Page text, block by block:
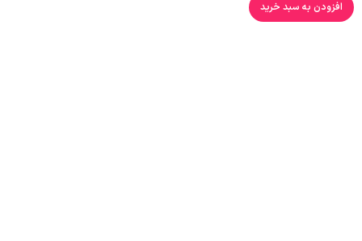
افزودن به سبد خرید